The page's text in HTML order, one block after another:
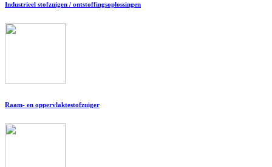
Industrieel stofzuigen / ontstoffingsoplossingen
Raam- en oppervlaktestofzuiger